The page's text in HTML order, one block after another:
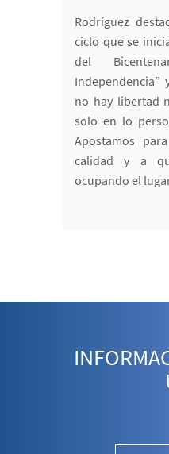
Rodríguez
ciclo que se
del
Independencia”
no hay libertad
solo en lo
Apostamos
calidad y a
ocupando el